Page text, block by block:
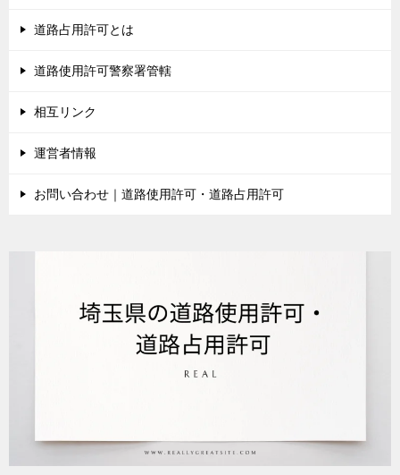
道路占用許可とは
道路使用許可警察署管轄
相互リンク
運営者情報
お問い合わせ｜道路使用許可・道路占用許可